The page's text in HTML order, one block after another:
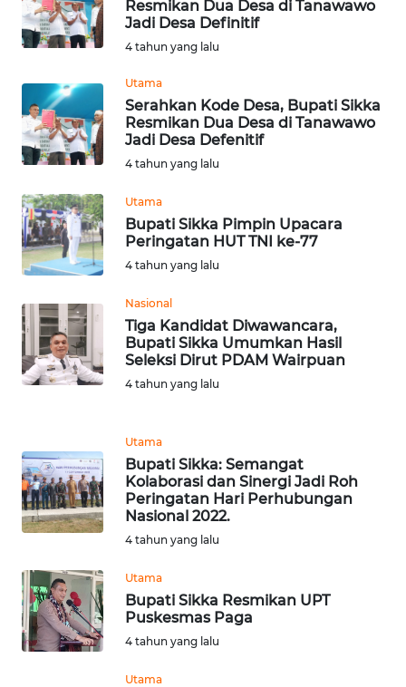
Resmikan Dua Desa di Tanawawo
Jadi Desa Definitif
4 tahun yang lalu
Utama
Serahkan Kode Desa, Bupati Sikka
Resmikan Dua Desa di Tanawawo
Jadi Desa Defenitif
4 tahun yang lalu
Utama
Bupati Sikka Pimpin Upacara
Peringatan HUT TNI ke-77
4 tahun yang lalu
Nasional
Tiga Kandidat Diwawancara,
Bupati Sikka Umumkan Hasil
Seleksi Dirut PDAM Wairpuan
4 tahun yang lalu
Utama
Bupati Sikka: Semangat
Kolaborasi dan Sinergi Jadi Roh
Peringatan Hari Perhubungan
Nasional 2022.
4 tahun yang lalu
Utama
Bupati Sikka Resmikan UPT
Puskesmas Paga
4 tahun yang lalu
Utama
WN
WN
KALTARA
KALSEL
WN
KALTIM
WN
SULSEL
WN
WN
SULUT
WN
MALUKU
WN
MALUT
WN